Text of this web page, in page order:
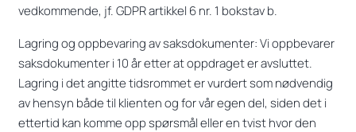
vedkommende, jf. GDPR artikkel 6 nr. 1 bokstav b.
Lagring og oppbevaring av saksdokumenter: Vi oppbevarer
saksdokumenter i 10 år etter at oppdraget er avsluttet.
Lagring i det angitte tidsrommet er vurdert som nødvendig
av hensyn både til klienten og for vår egen del, siden det i
ettertid kan komme opp spørsmål eller en tvist hvor den